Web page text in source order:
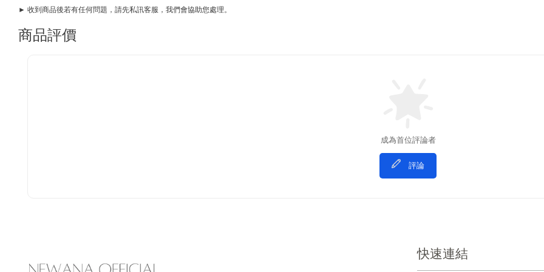
► 收到商品後若有任何問題，請先私訊客服，我們會協助您處理。
商品評價
成為首位評論者
評論
快速連結